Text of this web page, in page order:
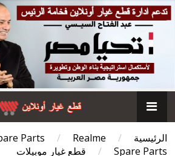
الرئيسية /
Parts /
Realme
Spare Parts
/
قطع غيار موبيلات